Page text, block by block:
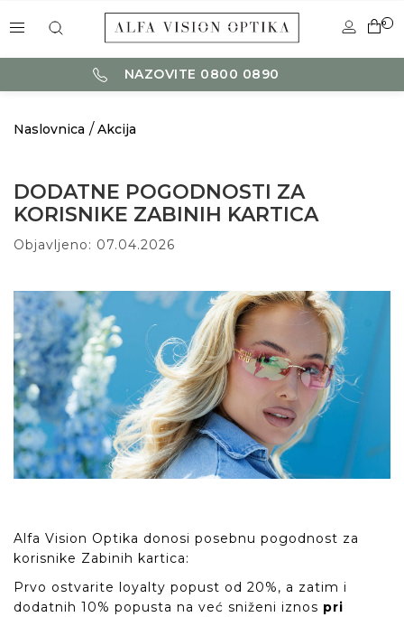
0
NAZOVITE 0800 0890
Naslovnica Akcija
DODATNE POGODNOSTI ZA
KORISNIKE ZABINIH KARTICA
Objavljeno: 07.04.2026
Alfa Vision Optika donosi posebnu pogodnost za
korisnike Zabinih kartica:
Prvo ostvarite loyalty popust od 20%, a zatim i
dodatnih 10% popusta na već sniženi iznos pri